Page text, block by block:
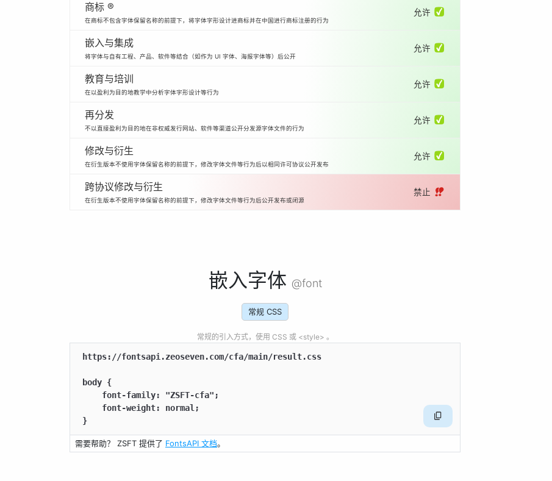
商标 ®
在商标不包含字体保留名称的前提下，将字体字形设计进商标并在中国进行商标注册的行为
允许 ✅
嵌入与集成
将字体与自有工程、产品、软件等结合（如作为 UI 字体、海报字体等）后公开
允许 ✅
教育与培训
在以盈利为目的地教学中分析字体字形设计等行为
允许 ✅
再分发
不以直接盈利为目的地在非权威发行网站、软件等渠道公开分发源字体文件的行为
允许 ✅
修改与衍生
在衍生版本不使用字体保留名称的前提下，修改字体文件等行为后以相同许可协议公开发布
允许 ✅
跨协议修改与衍生
在衍生版本不使用字体保留名称的前提下，修改字体文件等行为后公开发布或闭源
禁止 ‼️
嵌入字体 @font
常规 CSS
常规的引入方式，使用 CSS 或 <style> 。
https://fontsapi.zeoseven.com/cfa/main/result.css
body {
    font-family: "ZSFT-cfa";
    font-weight: normal;
}
需要帮助？ ZSFT 提供了 FontsAPI 文档。